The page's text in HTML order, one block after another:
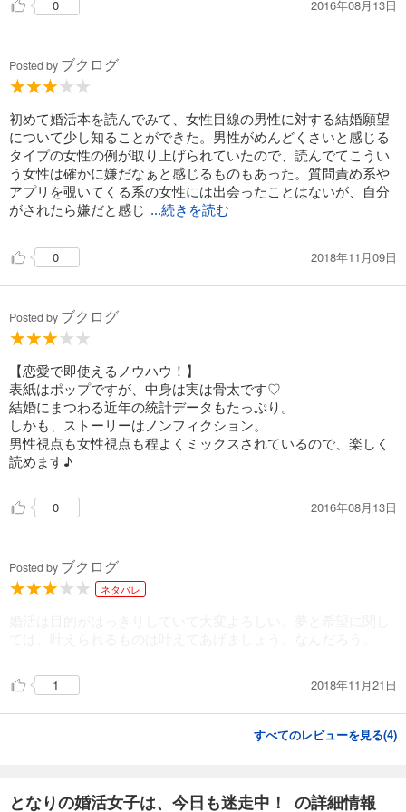
0 2016年08月13日
Posted by ブクログ
初めて婚活本を読んでみて、女性目線の男性に対する結婚願望
について少し知ることができた。男性がめんどくさいと感じる
タイプの女性の例が取り上げられていたので、読んでてこうい
う女性は確かに嫌だなぁと感じるものもあった。質問責め系や
アプリを覗いてくる系の女性には出会ったことはないが、自分
がされたら嫌だと感じ ...続きを読む
0 2018年11月09日
Posted by ブクログ
【恋愛で即使えるノウハウ！】
表紙はポップですが、中身は実は骨太です♡
結婚にまつわる近年の統計データもたっぷり。
しかも、ストーリーはノンフィクション。
男性視点も女性視点も程よくミックスされているので、楽しく
読めます♪
0 2016年08月13日
Posted by ブクログ
ネタバレ
1 2018年11月21日
すべてのレビューを見る(4)
となりの婚活女子は、今日も迷走中！ の詳細情報